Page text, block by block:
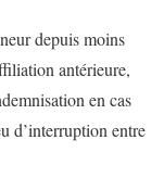
depuis moins
antérieure,
en cas
d’interruption entre